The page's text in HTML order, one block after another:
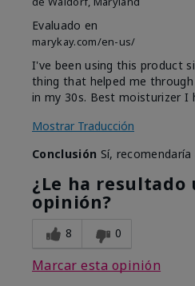
Evaluado en
marykay.com/en-us/
I've been using this product
thing that helped me
in my 30s. Best moisturizer I
Mostrar Traducción
Conclusión Sí,
¿Le ha
opinión?
8 0
Marcar esta opinión